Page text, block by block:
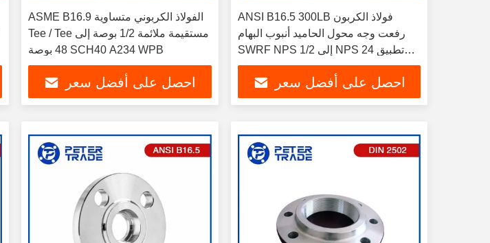
ASME B16.9 الفولاذ الكربوني متساوية
Tee / Tee مستقيمة ملائمة 1/2 بوصة إلى
48 بوصة SCH40 A234 WPB
احصل على أفضل سعر
ANSI B16.5 300LB فولاذ الكربون
رفعت وجه محول الحاميد أنبوب البهام
SWRF NPS 1/2 إلى NPS 24 تطبيق
لصناعة الكيماويات
احصل على أفضل سعر